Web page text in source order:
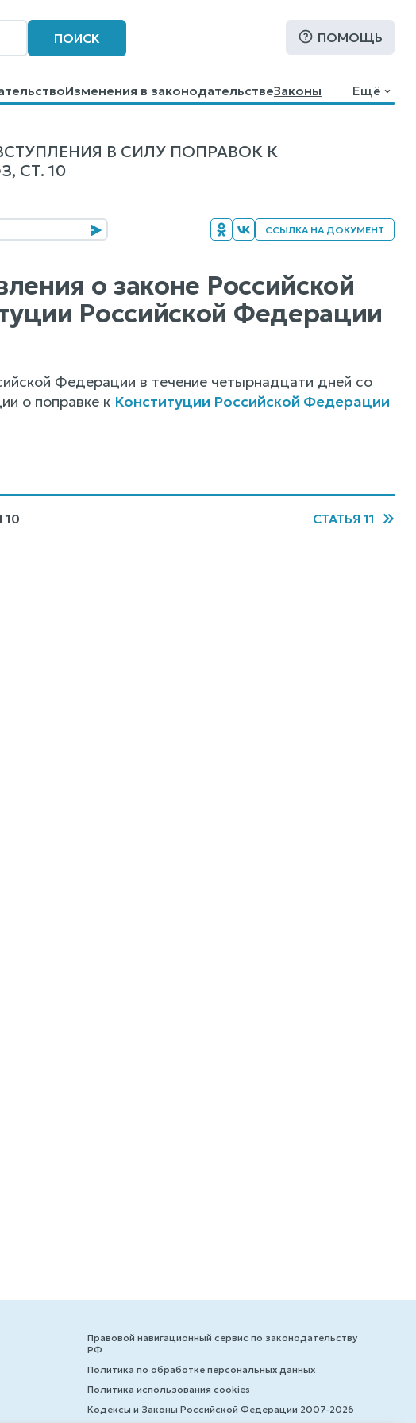
ПОИСК ПОМОЩЬ
Изменения в законодательствеЗаконы
Ещё
В СИЛУ ПОПРАВОК К
СТ. 10
ССЫЛКА НА ДОКУМЕНТ
о законе Российской
Российской Федерации
Федерации в течение четырнадцати дней со
о поправке к Конституции Российской Федерации
10 СТАТЬЯ 11
Правовой навигационный сервис по законодательству
РФ
Политика по обработке персональных данных
Политика использования cookies
Кодексы и Законы Российской Федерации 2007-2026